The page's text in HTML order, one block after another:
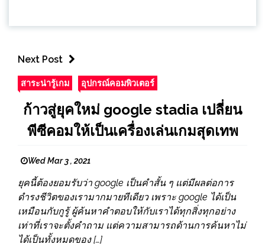
Next Post
สาระน่ารู้เกม อุปกรณ์คอมพิวเตอร์
ก้าวสู่ยุคใหม่ google stadia เปลี่ยน
พีซีคอมให้เป็นเครื่องเล่นเกมสุดเทพ
Wed Mar 3 , 2021
ยุคนี้ต้องยอมรับว่า google เป็นคำสั้น ๆ แต่มีผลต่อการ
ดำรงชีวิตของเรามากมายทีเดียว เพราะ google ได้เป็น
เหมือนกับกูรู้ ผู้ค้นหาคำตอบให้กับเราได้ทุกสิ่งทุกอย่าง
เท่าที่เราจะตั้งคำถาม แต่ความสามารถด้านการค้นหาไม่
ได้เป็นทั้งหมดของ […]